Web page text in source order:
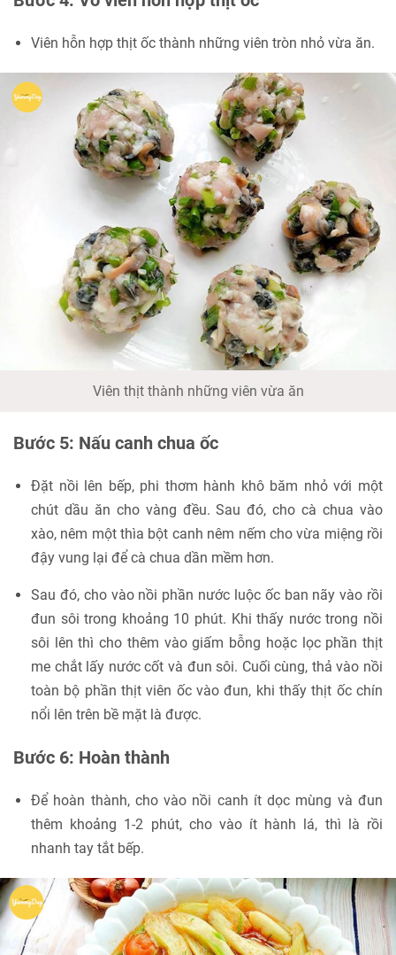
Viên hỗn hợp thịt ốc thành những viên tròn nhỏ vừa ăn.
Viên thịt thành những viên vừa ăn
Bước 5: Nấu canh chua ốc
Đặt nồi lên bếp, phi thơm hành khô băm nhỏ với một
chút dầu ăn cho vàng đều. Sau đó, cho cà chua vào
xào, nêm một thìa bột canh nêm nếm cho vừa miệng rồi
đậy vung lại để cà chua dần mềm hơn.
Sau đó, cho vào nồi phần nước luộc ốc ban nãy vào rồi
đun sôi trong khoảng 10 phút. Khi thấy nước trong nồi
sôi lên thì cho thêm vào giấm bỗng hoặc lọc phần thịt
me chắt lấy nước cốt và đun sôi. Cuối cùng, thả vào nồi
toàn bộ phần thịt viên ốc vào đun, khi thấy thịt ốc chín
nổi lên trên bề mặt là được.
Bước 6: Hoàn thành
Để hoàn thành, cho vào nồi canh ít dọc mùng và đun
thêm khoảng 1-2 phút, cho vào ít hành lá, thì là rồi
nhanh tay tắt bếp.